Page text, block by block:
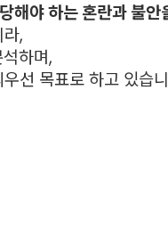
해야 하는 혼란과 불
,
하며,
선 목표로 하고 있습